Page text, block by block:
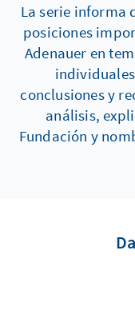
La serie informa
posiciones
Adenauer en
conclusiones y
análisis,
Fundación y